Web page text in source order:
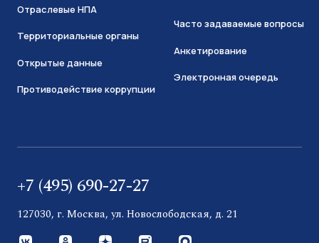
Отраслевые НПА
Территориальные органы
Открытые данные
Противодействие коррупции
Часто задаваемые вопросы
Анкетирование
Электронная очередь
+7 (495) 690-27-27
127030, г. Москва, ул. Новослободская, д. 21